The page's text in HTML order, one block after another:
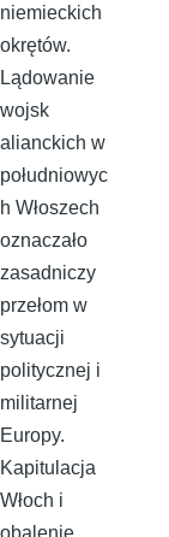
niemieckich
okrętów.
Lądowanie
wojsk
alianckich w
południowyc
h Włoszech
oznaczało
zasadniczy
przełom w
sytuacji
politycznej i
militarnej
Europy.
Kapitulacja
Włoch i